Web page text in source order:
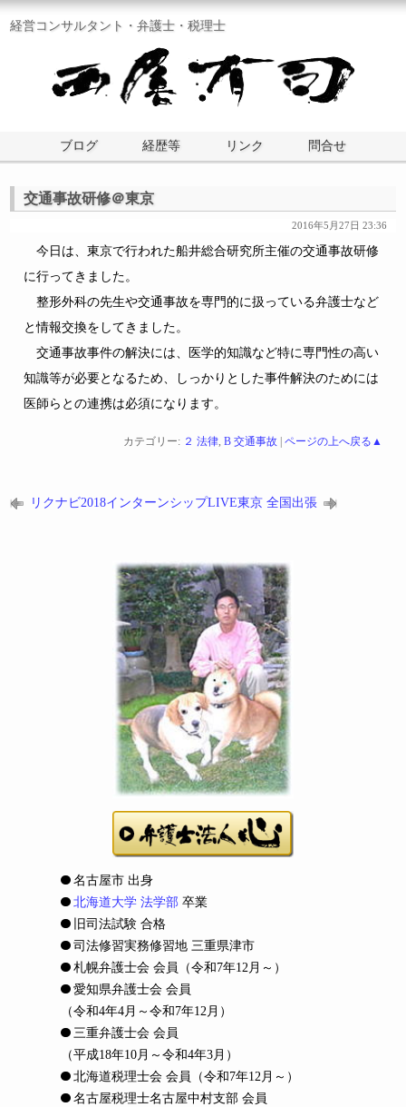
経営コンサルタント・弁護士・税理士
ブログ 経歴等 リンク 問合せ
交通事故研修＠東京
2016年5月27日 23:36
今日は、東京で行われた船井総合研究所主催の交通事故研修
に行ってきました。
整形外科の先生や交通事故を専門的に扱っている弁護士など
と情報交換をしてきました。
交通事故事件の解決には、医学的知識など特に専門性の高い
知識等が必要となるため、しっかりとした事件解決のためには
医師らとの連携は必須になります。
カテゴリー: ２ 法律, B 交通事故| ページの上へ戻る▲
リクナビ2018インターンシップLIVE東京 全国出張
名古屋市 出身
北海道大学 法学部 卒業
旧司法試験 合格
司法修習実務修習地 三重県津市
札幌弁護士会 会員
（令和7年12月～）
愛知県弁護士会 会員
（令和4年4月～令和7年12月）
三重弁護士会 会員
（平成18年10月～令和4年3月）
北海道税理士会 会員
（令和7年12月～）
名古屋税理士名古屋中村支部 会員